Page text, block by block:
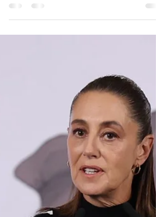
entidades de MÉXICO